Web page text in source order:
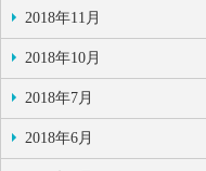
2018年11月
2018年10月
2018年7月
2018年6月